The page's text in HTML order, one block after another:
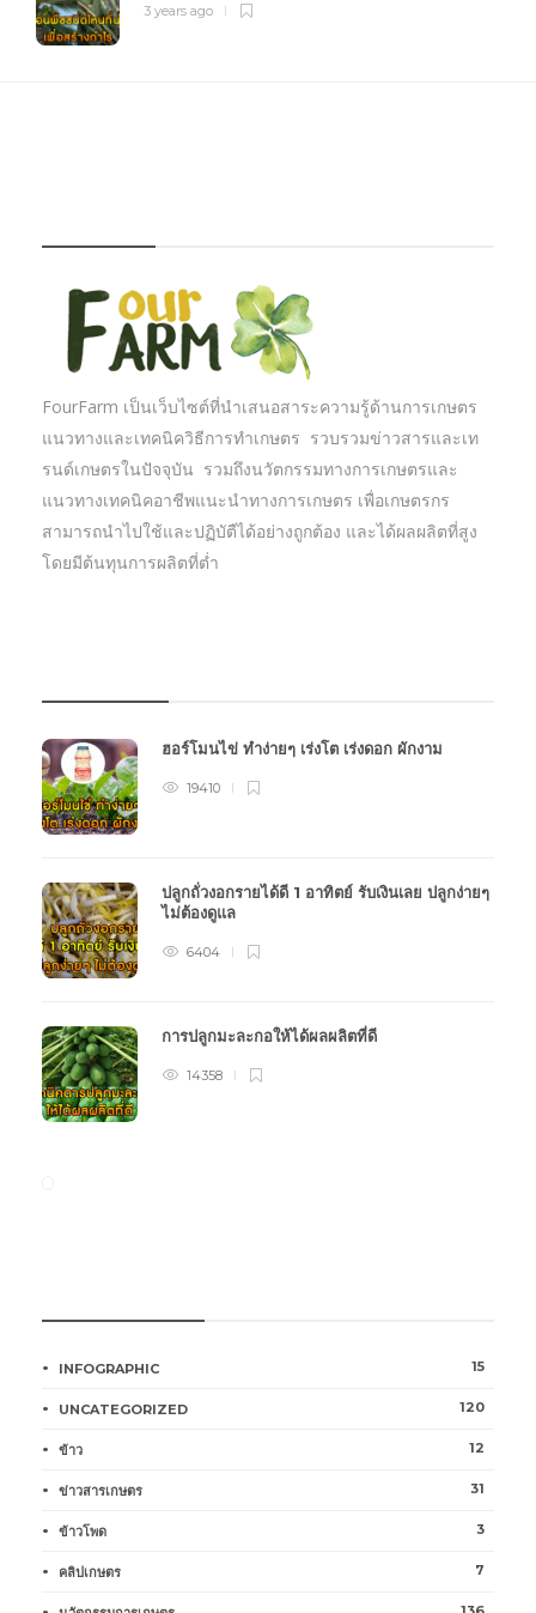
3 years ago
FourFarm เป็นเว็บไซต์ที่นำเสนอสาระความรู้ด้านการเกษตร
แนวทางและเทคนิควิธีการทำเกษตร รวบรวมข่าวสารและเท
รนด์เกษตรในปัจจุบัน รวมถึงนวัตกรรมทางการเกษตรและ
แนวทางเทคนิคอาชีพแนะนำทางการเกษตร เพื่อเกษตรกร
สามารถนำไปใช้และปฏิบัตืได้อย่างถูกต้อง และได้ผลผลิตที่สูง
โดยมีต้นทุนการผลิตที่ต่ำ
ฮอร์โมนไข่ ทำง่ายๆ เร่งโต เร่งดอก ผักงาม
19410
ปลูกถั่วงอกรายได้ดี 1 อาทิตย์ รับเงินเลย ปลูกง่ายๆ
ไม่ต้องดูแล
6404
การปลูกมะละกอให้ได้ผลผลิตที่ดี
14358
INFOGRAPHIC 15
UNCATEGORIZED 120
ข้าว 12
ข่าวสารเกษตร 31
ข้าวโพด 3
คลิปเกษตร 7